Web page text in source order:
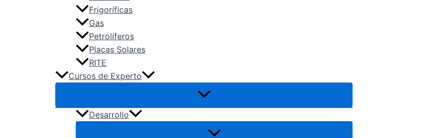
VIC – Vidrio y Cerámica
Frigoríficas
Gas
Petrolíferos
Placas Solares
RITE
Cursos de Experto
Desarrollo